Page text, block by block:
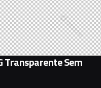
Transparente Sem